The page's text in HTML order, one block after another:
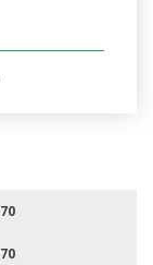
70
70